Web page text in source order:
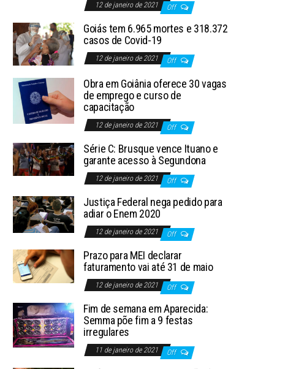
12 de janeiro de 2021 Off
Goiás tem 6.965 mortes e 318.372
casos de Covid-19
12 de janeiro de 2021 Off
Obra em Goiânia oferece 30 vagas
de emprego e curso de
capacitação
12 de janeiro de 2021 Off
Série C: Brusque vence Ituano e
garante acesso à Segundona
12 de janeiro de 2021 Off
Justiça Federal nega pedido para
adiar o Enem 2020
12 de janeiro de 2021 Off
Prazo para MEI declarar
faturamento vai até 31 de maio
12 de janeiro de 2021 Off
Fim de semana em Aparecida:
Semma põe fim a 9 festas
irregulares
11 de janeiro de 2021 Off